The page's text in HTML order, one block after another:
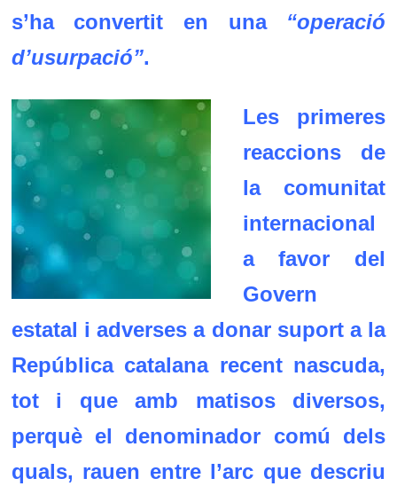
s’ha convertit en una “operació
d’usurpació”.
Les primeres
reaccions de
la comunitat
internacional
a favor del
Govern
estatal i adverses a donar suport a la
República catalana recent nascuda,
tot i que amb matisos diversos,
perquè el denominador comú dels
quals, rauen entre l’arc que descriu